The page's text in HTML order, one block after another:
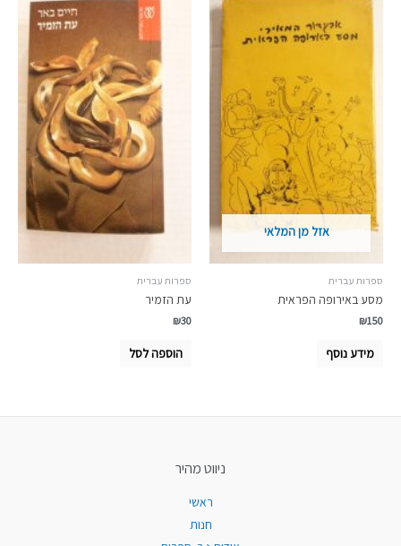
אזל מן המלאי
ספרות עברית
מסע באירופה הפראית
₪150
מידע נוסף
ספרות עברית
עת הזמיר
₪30
הוספה לסל
ניווט מהיר
ראשי
חנות